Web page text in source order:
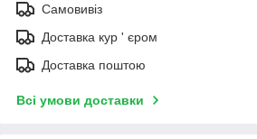
Самовивіз
Доставка кур ' єром
Доставка поштою
Всі умови доставки